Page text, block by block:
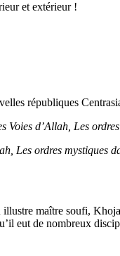
et extérieur !
républiques
Voies d’Allah, Les
Les ordres mystiques
maître soufi,
eut de nombreux